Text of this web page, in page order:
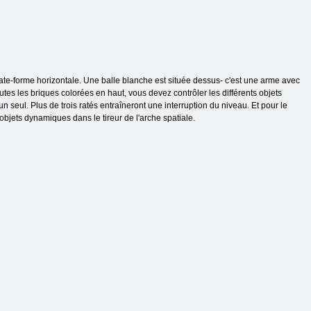
forme horizontale. Une balle blanche est située dessus- c'est une arme avec
les briques colorées en haut, vous devez contrôler les différents objets
seul. Plus de trois ratés entraîneront une interruption du niveau. Et pour le
dynamiques dans le tireur de l'arche spatiale.